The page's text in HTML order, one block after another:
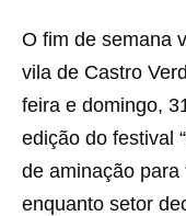
O fim de semana
vila de Castro
feira e domingo,
edição do festival
de aminação para
enquanto setor